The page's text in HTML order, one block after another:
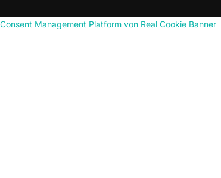
Consent Management Platform von Real Cookie Banner